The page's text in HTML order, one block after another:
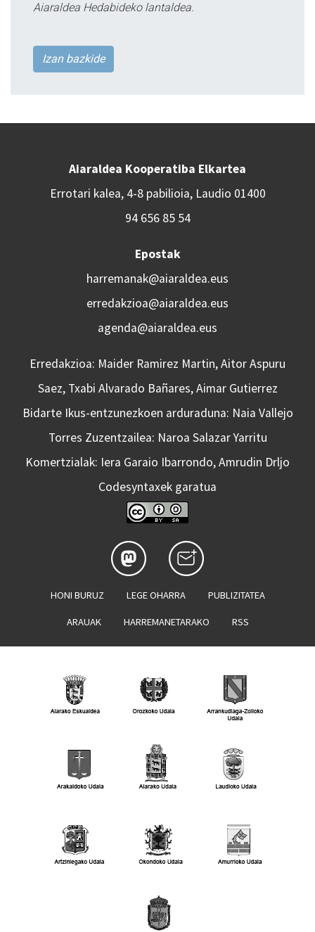
Aiaraldea Hedabideko lantaldea.
Izan bazkide
Aiaraldea Kooperatiba Elkartea
Errotari kalea, 4-8 pabilioia, Laudio 01400
94 656 85 54
Epostak
harremanak@aiaraldea.eus
erredakzioa@aiaraldea.eus
agenda@aiaraldea.eus
Erredakzioa: Maider Ramirez Martin, Aitor Aspuru
Saez, Txabi Alvarado Bañares, Aimar Gutierrez
Bidarte Ikus-entzunezkoen arduraduna: Naia Vallejo
Torres Zuzentzailea: Naroa Salazar Yarritu
Komertzialak: Iera Garaio Ibarrondo, Amrudin Drljo
Codesyntaxek garatua
HONI BURUZ LEGE OHARRA PUBLIZITATEA
ARAUAK HARREMANETARAKO RSS